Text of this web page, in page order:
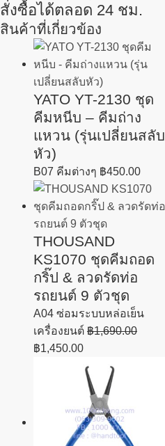
สั่งซื้อได้ตลอด 24 ชม.
สินค้าที่เกี่ยวข้อง
YATO YT-2130 ชุด
คีมหนีบ – คีมถ่าง
แหวน (รุ่นเปลี่ยนสลับ
หัว)
B07 คีมต่างๆ ฿450.00
THOUSAND
KS1070 ชุดคีมถอด
กริ๊ป & ลวดรัดท่อ
รถยนต์ 9 ตัวชุด
A04 ซ่อมระบบหล่อเย็น
เครื่องยนต์ ฿1,690.00
฿1,450.00